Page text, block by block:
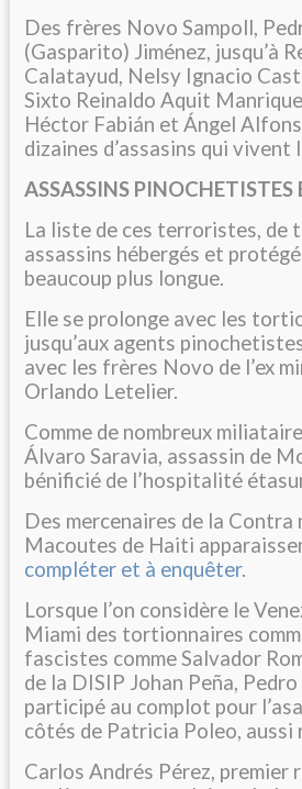
Des frères Novo Sampoll,
(Gasparito) Jiménez, jusqu’à
Calatayud, Nelsy Ignacio
Sixto Reinaldo Aquit
Héctor Fabián et Ángel
dizaines d’assasins qui
ASSASSINS
La liste de ces terroristes, de
assassins hébergés et
beaucoup plus longue.
Elle se prolonge avec les
jusqu’aux agents
avec les frères Novo de l’ex
Orlando Letelier.
Comme de nombreux
Álvaro Saravia, assassin de
bénificié de l’hospitalité
Des mercenaires de la
Macoutes de Haiti
compléter et à enquêter.
Lorsque l’on considère le
Miami des tortionnaires
fascistes comme Salvador
de la DISIP Johan Peña,
participé au complot pour
côtés de Patricia Poleo, aussi
Carlos Andrés Pérez, premier